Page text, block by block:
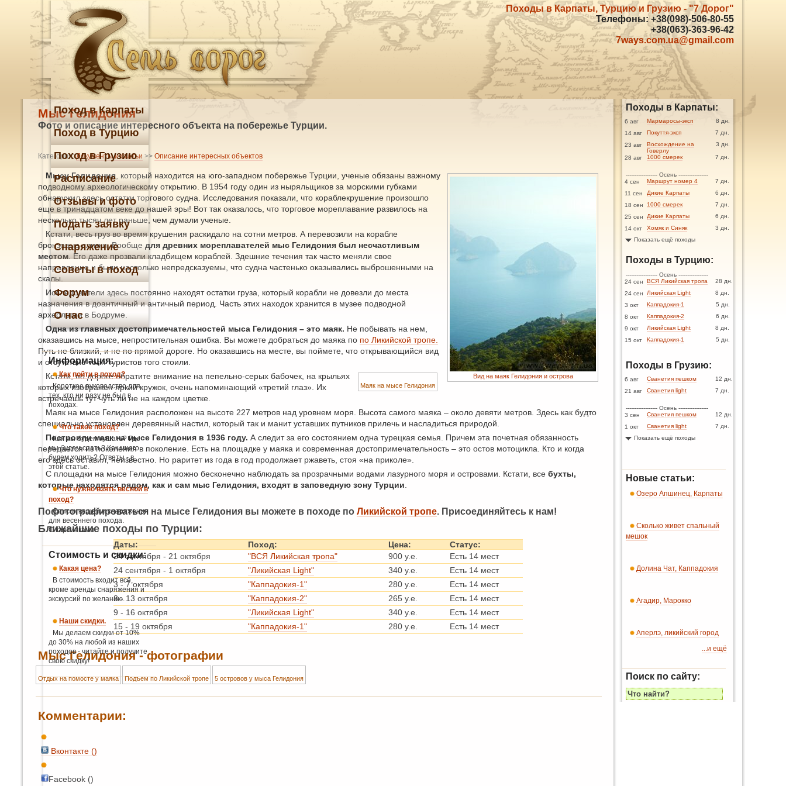
Походы в Карпаты, Турцию и Грузию - "7 Дорог"
Телефоны: +38(098)-506-80-55
+38(063)-363-96-42
7ways.com.ua@gmail.com
Мыс Гелидония
Фото и описание интересного объекта на побережье Турции.
Категория:Документы и статьи >> Описание интересных объектов
Вид на маяк Гелидония и острова
Мысу Гелидония , который находится на юго-западном побережье Турции, ученые обязаны важному
подводному археологическому открытию. В 1954 году один из ныряльщиков за морскими губками
обнаружил здесь остатки торгового судна. Исследования показали, что кораблекрушение произошло
еще в тринадцатом веке до нашей эры! Вот так оказалось, что торговое мореплавание развилось на
несколько тысяч лет раньше, чем думали ученые.
Кстати, весь груз во время крушения раскидало на сотни метров. А перевозили на корабле
бронзовые слитки. Вообще для древних мореплавателей мыс Гелидония был несчастливым
местом . Его даже прозвали кладбищем кораблей. Здешние течения так часто меняли свое
направление и были настолько непредсказуемы, что судна частенько оказывались выброшенными на
скалы.
Исследователи здесь постоянно находят остатки груза, который корабли не довезли до места
назначения в доантичный и античный период. Часть этих находок хранится в музее подводной
археологии в Бодруме.
Одна из главных достопримечательностей мыса Гелидония – это маяк. Не побывать на нем,
оказавшись на мысе, непростительная ошибка. Вы можете добраться до маяка по по Ликийской тропе.
Путь не близкий, и не по прямой дороге. Но оказавшись на месте, вы поймете, что открывающийся вид
и отсутствие толп туристов того стоили.
Маяк на мысе Гелидония
Кстати, по дороге обратите внимание на пепельно-серых бабочек, на крыльях
которых изображен яркий кружок, очень напоминающий «третий глаз». Их
встречаешь тут чуть ли не на каждом цветке.
Маяк на мысе Гелидония расположен на высоте 227 метров над уровнем моря. Высота самого маяка – около девяти метров. Здесь как будто
специально установлен деревянный настил, который так и манит уставших путников прилечь и насладиться природой.
Построили маяк на мысе Гелидония в 1936 году. А следит за его состоянием одна турецкая семья. Причем эта почетная обязанность
передается из поколения в поколение. Есть на площадке у маяка и современная достопримечательность – это остов мотоцикла. Кто и когда
его здесь оставил, неизвестно. Но раритет из года в год продолжает ржаветь, стоя «на приколе».
С площадки на мысе Гелидония можно бесконечно наблюдать за прозрачными водами лазурного моря и островами. Кстати, все бухты,
которые находятся рядом, как и сам мыс Гелидония, входят в заповедную зону Турции
Пофотографироваться на мысе Гелидония вы можете в походе по Ликийской тропе. Присоединяйтесь к нам!
Ближайшие походы по Турции:
Даты: Поход: Цена:
Статус:
24 сентября - 21 октября "ВСЯ Ликийская тропа" 900 у.е.
Есть 14 мест
24 сентября - 1 октября "Ликийская Light" 340 у.е.
Есть 14 мест
3 -7 октября "Каппадокия-1" 280 у.е.
Есть 14 мест
8- 13 октября "Каппадокия-2" 265 у.е.
Есть 14 мест
9 - 16 октября "Ликийская Light" 340 у.е.
Есть 14 мест
15 - 19 октября "Каппадокия-1" 280 у.е. Есть 14 мест
Мыс Гелидония - фотографии
Отдых на помосте у маяка Подъем по Ликийской тропе 5 островов у мыса Гелидония
Комментарии:
Вконтакте ()
Facebook ()
Поход в Карпаты
Поход в Турцию
Поход в Грузию
Расписание
Отзывы и фото
Подать заявку
Снаряжение
Советы в поход
Форум
О нас
Информация:
Как пойти в поход?
Короткое руководство для
тех, кто ни разу не был в
походах.
Что такое поход?
Как мы будем кушать? Где
мы будем спать? Как много
будем ходить? Ответы - в
этой статье.
Что нужно взять весной в
поход?
Список вещей и снаряжения
для весеннего похода.
С картинками.
Стоимость и скидки:
Какая цена?
В стоимость входит всё,
кроме аренды снаряжения и
экскурсий по желанию.
Наши скидки.
Мы делаем скидки от 10%
до 30% на любой из наших
походов - читайте и получите
свою скидку!
Походы в Карпаты:
6 авг Мармаросы-эксп
8 дн.
14 авг
Покуття-эксп
7 дн.
23 авг
Восхождение на
Говерлу
3 дн.
28 авг 1000 смерек 7 дн.
------------------ Осень -----------------
4 сен
Маршрут номер 4
7 дн.
11 сен
Дикие Карпаты
6 дн.
18 сен
1000 смерек
7 дн.
25 сен
Дикие Карпаты
6 дн.
14 окт
Хомяк и Синяк
3 дн.
Показать ещё походы
Походы в Турцию:
------------------ Осень -----------------
24 сен
ВСЯ Ликийская тропа
28 дн.
24 сен
Ликийская Light
8 дн.
3 окт
Каппадокия-1
5 дн.
8 окт
Каппадокия-2
6 дн.
9 окт
Ликийская Light
8 дн.
15 окт
Каппадокия-1 5 дн.
Походы в Грузию:
6 авг Сванетия пешком
12 дн.
21 авг
Сванетия light 7 дн.
------------------ Осень -----------------
3 сен
Сванетия пешком
12 дн.
1 окт
Сванетия light
7 дн.
Показать ещё походы
Новые статьи:
Озеро Апшинец, Карпаты
Сколько живет спальный
мешок
Долина Чат, Каппадокия
Агадир, Марокко
Аперлэ, ликийский город
...и ещё
Поиск по сайту: